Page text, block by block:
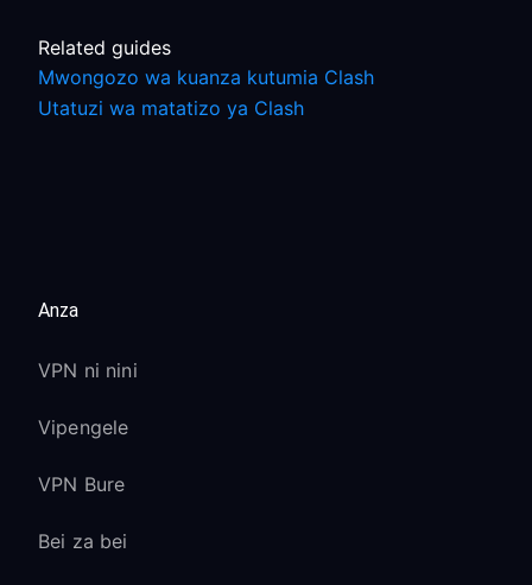
Related guides
Mwongozo wa kuanza kutumia Clash
Utatuzi wa matatizo ya Clash
Anza
VPN ni nini
Vipengele
VPN Bure
Bei za bei